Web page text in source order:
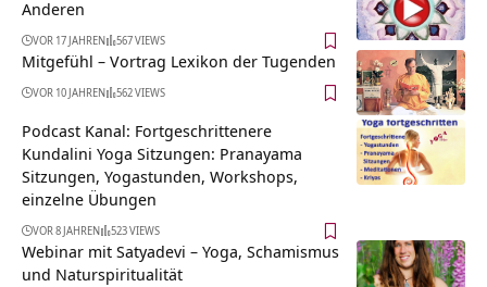
Anderen
VOR 17 JAHREN 567 VIEWS
Mitgefühl – Vortrag Lexikon der Tugenden
VOR 10 JAHREN 562 VIEWS
Podcast Kanal: Fortgeschrittenere
Kundalini Yoga Sitzungen: Pranayama
Sitzungen, Yogastunden, Workshops,
einzelne Übungen
VOR 8 JAHREN 523 VIEWS
Webinar mit Satyadevi – Yoga, Schamismus
und Naturspiritualität